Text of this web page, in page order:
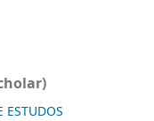
ESTUDOS